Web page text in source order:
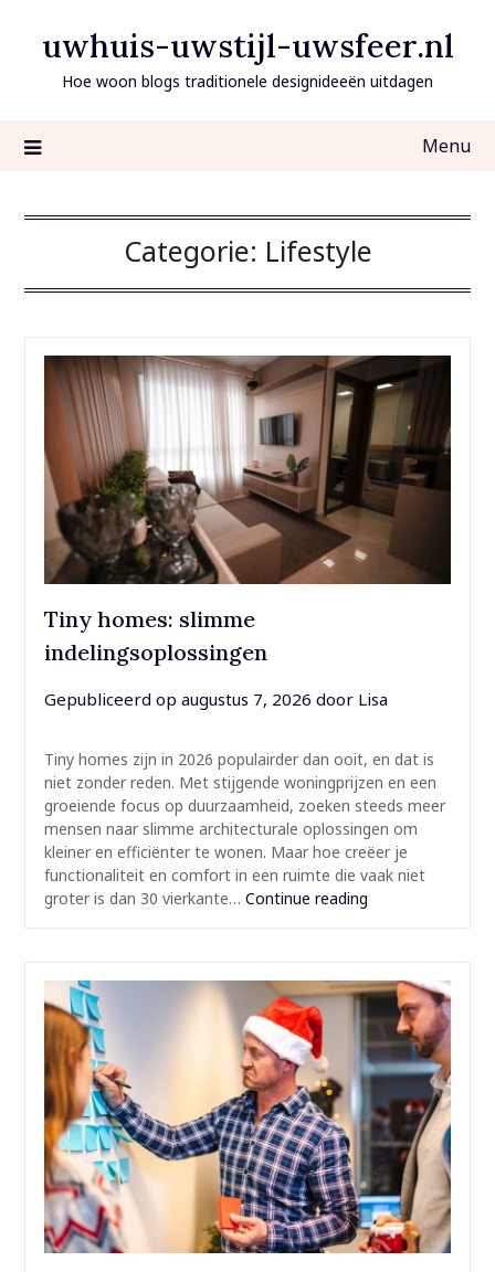
uwhuis-uwstijl-uwsfeer.nl
Hoe woon blogs traditionele designideeën uitdagen
Menu
Categorie: Lifestyle
Tiny homes: slimme
indelingsoplossingen
Gepubliceerd op augustus 7, 2026 door Lisa
Tiny homes zijn in 2026 populairder dan ooit, en dat is
niet zonder reden. Met stijgende woningprijzen en een
groeiende focus op duurzaamheid, zoeken steeds meer
mensen naar slimme architecturale oplossingen om
kleiner en efficiënter te wonen. Maar hoe creëer je
functionaliteit en comfort in een ruimte die vaak niet
groter is dan 30 vierkante… Continue reading